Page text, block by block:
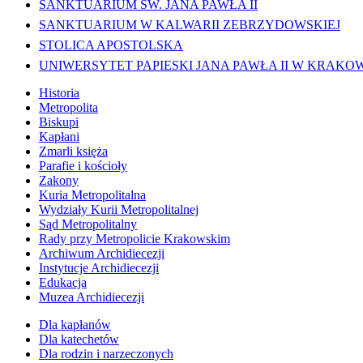
SANKTUARIUM ŚW. JANA PAWŁA II
SANKTUARIUM W KALWARII ZEBRZYDOWSKIEJ
STOLICA APOSTOLSKA
UNIWERSYTET PAPIESKI JANA PAWŁA II W
Historia
Metropolita
Biskupi
Kapłani
Zmarli księża
Parafie i kościoły
Zakony
Kuria Metropolitalna
Wydziały Kurii Metropolitalnej
Sąd Metropolitalny
Rady przy Metropolicie Krakowskim
Archiwum Archidiecezji
Instytucje Archidiecezji
Edukacja
Muzea Archidiecezji
Dla kapłanów
Dla katechetów
Dla rodzin i narzeczonych